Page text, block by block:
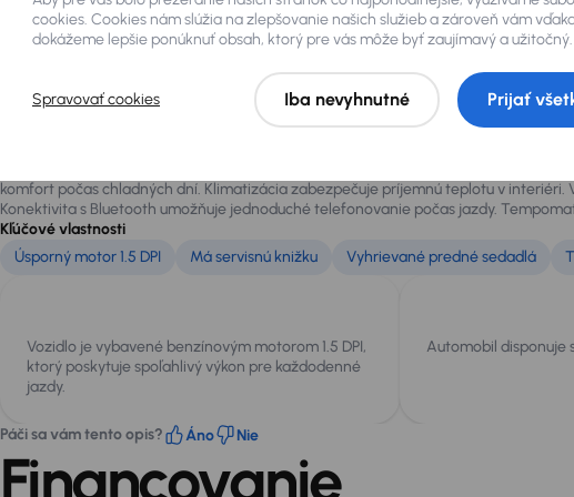
Výhody vozidla
Hyundai i30 Hatchback ponúka moderný dizajn, pohodlný interiér a bohatú výbavu.
Tento Hyundai i30, pôvodom zo SR, má najazdených 88 000 km. Je vybavený
Vozidlo disponuje servisnou knižkou, pričom posledný servis bol vykonaný 13.
komfort počas chladných dní. Klimatizácia zabezpečuje príjemnú teplotu v interiéri.
Konektivita s Bluetooth umožňuje jednoduché telefonovanie počas jazdy.
Kľúčové vlastnosti
Úsporný motor 1.5 DPI
Má servisnú knižku Vyhrievané predné sedadlá
Vozidlo je vybavené benzínovým motorom 1.5 DPI,
ktorý poskytuje spoľahlivý výkon pre každodenné
jazdy.
Automobil disponuje
Páči sa vám tento opis? Áno Nie
Financovanie
cookies. Cookies nám slúžia na zlepšovanie našich služieb a zároveň vám
dokážeme lepšie ponúknuť obsah, ktorý pre vás môže byť zaujímavý a užitočný.
Spravovať cookies Iba nevyhnutné Prijať